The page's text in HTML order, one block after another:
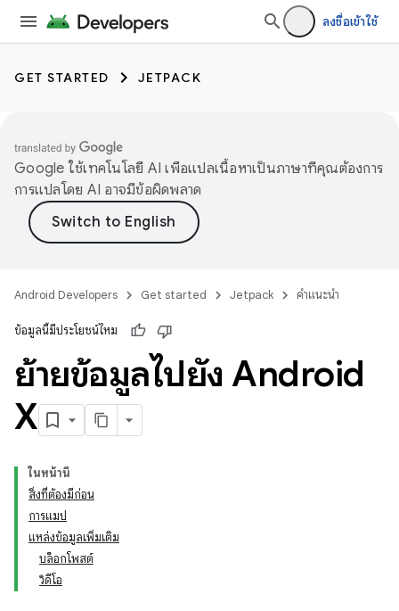
ลงชื่อเข้าใช้
GET STARTED JETPACK
Google ใช้เทคโนโลยี AI เพื่อแปลเนื้อหาเป็นภาษาที่คุณต้องการ
การแปลโดย AI อาจมีข้อผิดพลาด
Android Developers Get started Jetpack คำแนะนำ
ข้อมูลนี้มีประโยชน์ไหม
ย้ายข้อมูลไปยัง Android
X
ในหน้านี้
สิ่งที่ต้องมีก่อน
การแมป
แหล่งข้อมูลเพิ่มเติม
บล็อกโพสต์
วิดีโอ